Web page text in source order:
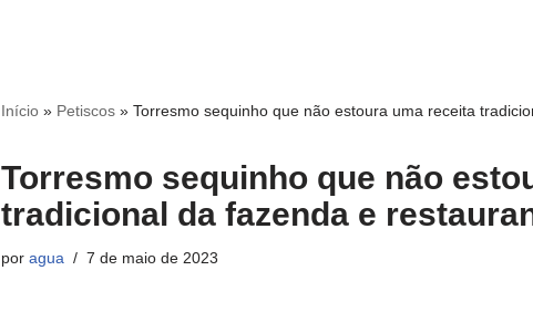
Início» Petiscos» Torresmo sequinho que não estoura uma receita
Torresmo sequinho que não
tradicional da fazenda e
por agua 7 de maio de 2023